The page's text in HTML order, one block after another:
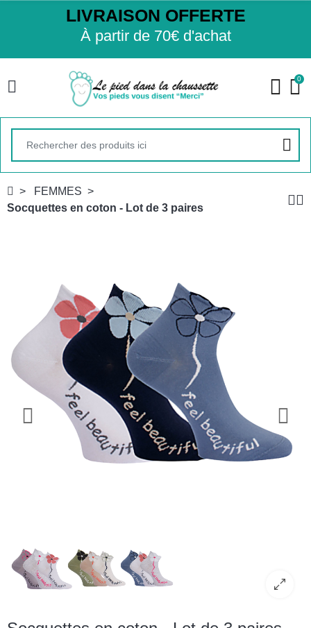
LIVRAISON OFFERTE
À partir de 70€ d'achat
0
FEMMES
Socquettes en coton - Lot de 3 paires